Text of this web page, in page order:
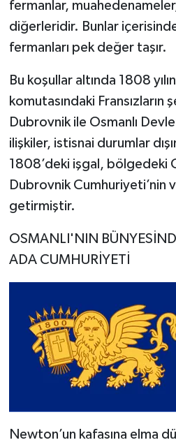
fermanlar,
diğerleridir. Bunlar
fermanları pek değer taşır.
Bu koşullar altında 1808
komutasındaki Fransızların
Dubrovnik ile Osmanlı
ilişkiler, istisnai durumlar
1808’deki işgal, bölgedeki
Dubrovnik Cumhuriyeti’nin
getirmiştir.
OSMANLI'NIN
ADA CUMHURİYETİ
Newton’un kafasına elma